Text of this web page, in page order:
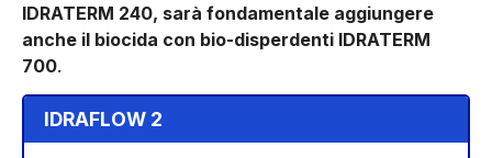
IDRA­TERM 240, sarà fondamentale aggiungere
anche il biocida con bio-disperdenti IDRATERM
700.
IDRAFLOW 2